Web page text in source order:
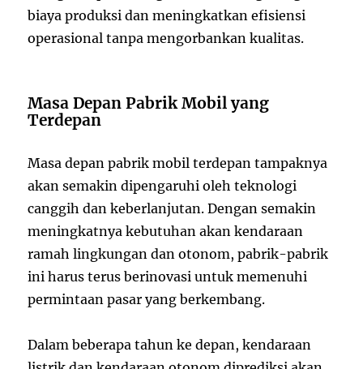
biaya produksi dan meningkatkan efisiensi
operasional tanpa mengorbankan kualitas.
Masa Depan Pabrik Mobil yang
Terdepan
Masa depan pabrik mobil terdepan tampaknya
akan semakin dipengaruhi oleh teknologi
canggih dan keberlanjutan. Dengan semakin
meningkatnya kebutuhan akan kendaraan
ramah lingkungan dan otonom, pabrik-pabrik
ini harus terus berinovasi untuk memenuhi
permintaan pasar yang berkembang.
Dalam beberapa tahun ke depan, kendaraan